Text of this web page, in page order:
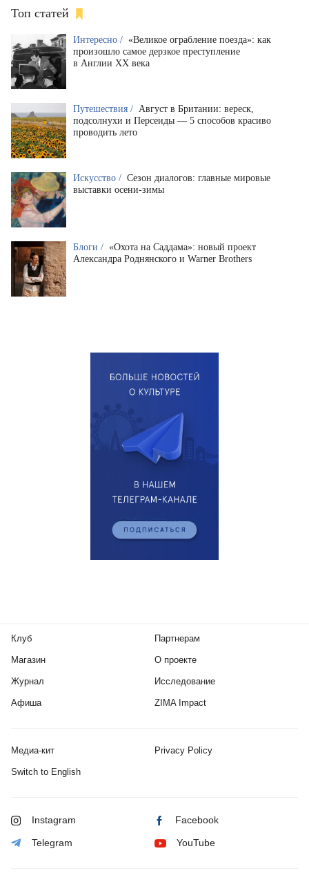
Топ статей
Интересно / «Великое ограбление поезда»: как
произошло самое дерзкое преступление
в Англии XX века
Путешествия / Август в Британии: вереск,
подсолнухи и Персеиды — 5 способов красиво
проводить лето
Искусство / Сезон диалогов: главные мировые
выставки осени-зимы
Блоги / «Охота на Саддама»: новый проект
Александра Роднянского и Warner Brothers
Клуб
Магазин
Журнал
Афиша
Партнерам
О проекте
Исследование
ZIMA Impact
Медиа-кит Privacy Policy
Switch to English
Instagram Facebook
Telegram YouTube